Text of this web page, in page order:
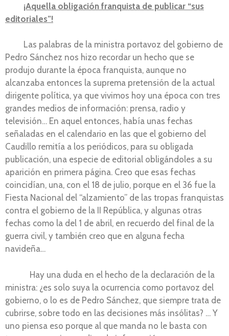
¡Aquella obligación franquista de publicar “sus
editoriales”!
Las palabras de la ministra portavoz del gobierno de
Pedro Sánchez nos hizo recordar un hecho que se
produjo durante la época franquista, aunque no
alcanzaba entonces la suprema pretensión de la actual
dirigente política, ya que vivimos hoy una época con tres
grandes medios de información: prensa, radio y
televisión… En aquel entonces, había unas fechas
señaladas en el calendario en las que el gobierno del
Caudillo remitía a los periódicos, para su obligada
publicación, una especie de editorial obligándoles a su
aparición en primera página. Creo que esas fechas
coincidían, una, con el 18 de julio, porque en el 36 fue la
Fiesta Nacional del “alzamiento” de las tropas franquistas
contra el gobierno de la II República, y algunas otras
fechas como la del 1 de abril, en recuerdo del final de la
guerra civil, y también creo que en alguna fecha
navideña…
Hay una duda en el hecho de la declaración de la
ministra: ¿es solo suya la ocurrencia como portavoz del
gobierno, o lo es de Pedro Sánchez, que siempre trata de
cubrirse, sobre todo en las decisiones más insólitas? … Y
uno piensa eso porque al que manda no le basta con